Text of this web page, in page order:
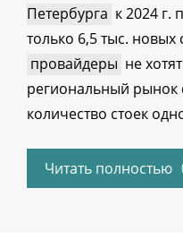
Петербурга к 2024 г.
только 6,5 тыс. новых
провайдеры не
региональный
количество стоек
Читать полностью